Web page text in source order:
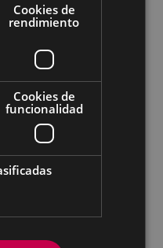
del Ayuntamiento
1 | 20600 Eibar
Faxa: 943 70 84 16 |
L01200300
Cookies de
rendimiento
Cookies de
funcionalidad